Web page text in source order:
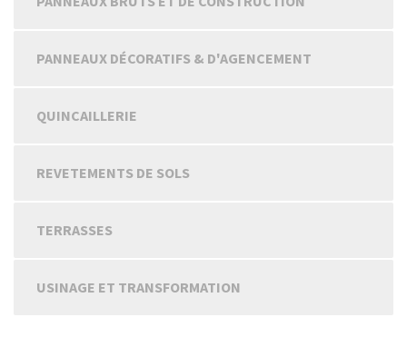
PANNEAUX DÉCORATIFS & D'AGENCEMENT
QUINCAILLERIE
REVETEMENTS DE SOLS
TERRASSES
USINAGE ET TRANSFORMATION